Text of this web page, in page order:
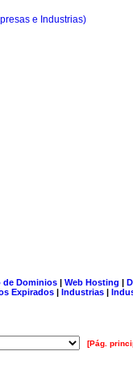
e Industrias)
de Dominios| Web Hosting |
Expirados | Industrias |
[Pág.